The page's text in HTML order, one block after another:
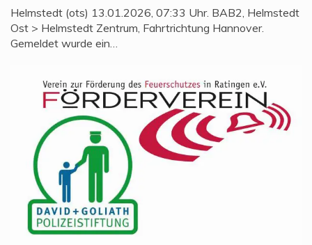
Helmstedt (ots) 13.01.2026, 07:33 Uhr. BAB2, Helmstedt
Ost > Helmstedt Zentrum, Fahrtrichtung Hannover.
Gemeldet wurde ein…